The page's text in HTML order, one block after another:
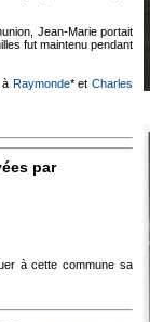
Jean-Marie portait
fut maintenu pendant
à Raymonde* etCharles
par
à cette commune sa